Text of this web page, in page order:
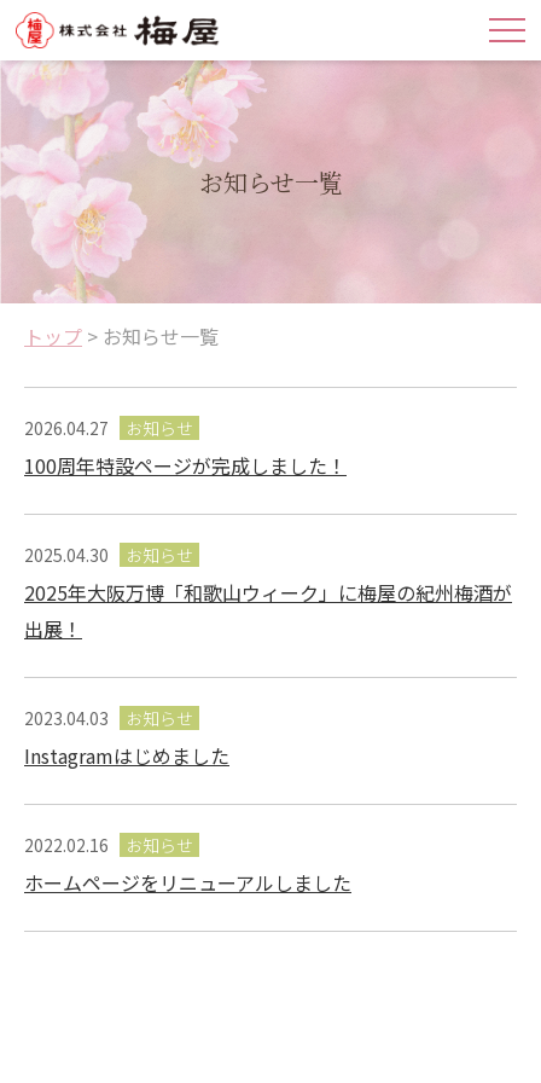
お知らせ一覧
トップ > お知らせ一覧
2026.04.27 お知らせ
100周年特設ページが完成しました！
2025.04.30 お知らせ
2025年大阪万博「和歌山ウィーク」に梅屋の紀州梅酒が
出展！
2023.04.03 お知らせ
Instagramはじめました
2022.02.16 お知らせ
ホームページをリニューアルしました